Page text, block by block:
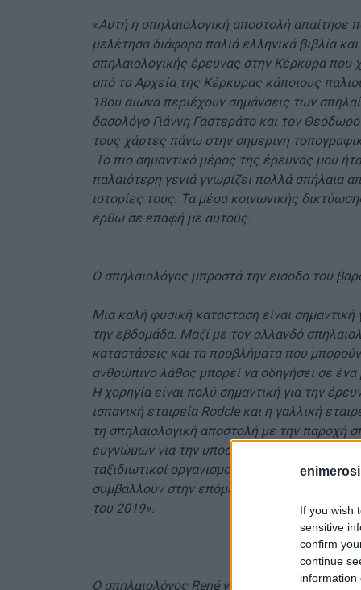
If you wish
sensitive
confirm
continue
information
«Αυτή η σπηλαιολογική αποστολή απαίτησε
μελέτησα διάφορα παλιά ελληνικά βιβλία
σπηλαιολογικής έρευνας στην Κέρκυρα που
από τα Αρχεία της Κέρκυρας κάποιους
18ου αιώνα περιέχουν σημάνσεις των
δασολόγο Γιάννη Γαστεράτο και τον
τους χάρτες πάνω στην σημερινή
Το πιο σημαντικό μέρος της έρευνάς μου
παλαιότερη γενιά γνωρίζει πολλά σπήλαια
ιστορίες τους. Τα μέσα κοινωνικής
έρθω σε επαφή με αυτούς.
Ο σπηλαιολόγος μπροστά την είσοδο του
Μια καλή φυσική κατάσταση είναι
την εβδομάδα. Μαζί με τον ολλανδό
καταστάσεις και τα προβλήματα που
ανθρώπινο λάθος μπορεί να οδηγήσει σε
Η χορηγία είναι πολύ σημαντική για την
ισπανική εταιρεία Rodcle και η γαλλική
τη σπηλαιολογική αποστολή με την παροχή
ευγνώμων για την υποστήριξη που μου
ταξιδιωτικοί οργανισμοί, ξενοδοχεία και
συμβάλλουν στην επόμενη σπηλαιολογική
του 2019».
Ο σπηλαιολόγος René van Vliet εξερεύνησε